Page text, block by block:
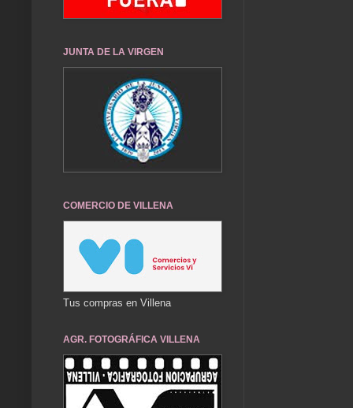
JUNTA DE LA VIRGEN
COMERCIO DE VILLENA
Tus compras en Villena
AGR. FOTOGRÁFICA VILLENA